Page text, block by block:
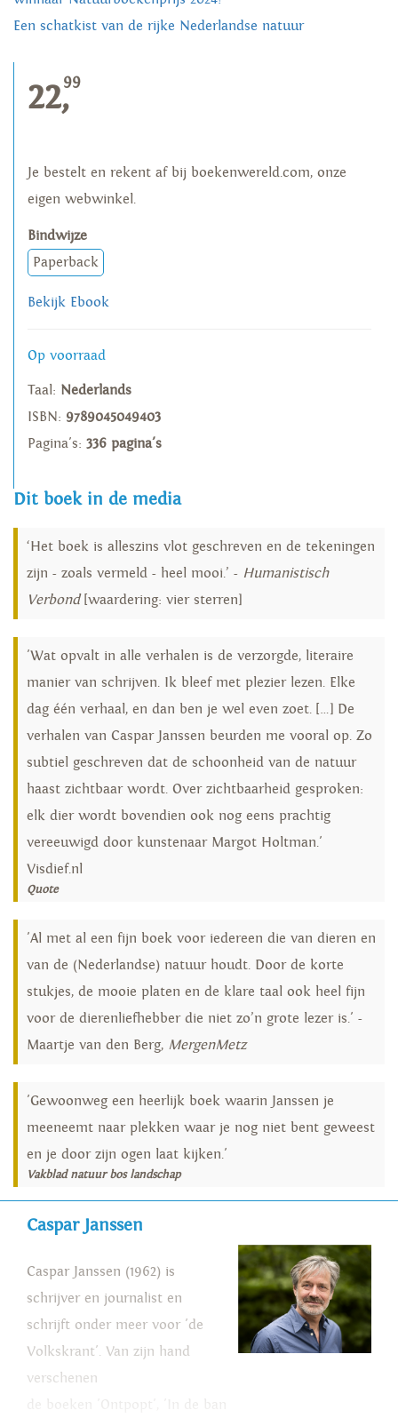
Een schatkist van de rijke Nederlandse natuur
22,99
Je bestelt en rekent af bij boekenwereld.com, onze
eigen webwinkel.
Bindwijze
Paperback
Bekijk Ebook
Op voorraad
Taal: Nederlands
ISBN: 9789045049403
Pagina's: 336 pagina's
Dit boek in de media
‘Het boek is alleszins vlot geschreven en de tekeningen
zijn - zoals vermeld - heel mooi.’ - Humanistisch
Verbond[waardering: vier sterren]
'Wat opvalt in alle verhalen is de verzorgde, literaire
manier van schrijven. Ik bleef met plezier lezen. Elke
dag één verhaal, en dan ben je wel even zoet. […] De
verhalen van Caspar Janssen beurden me vooral op. Zo
subtiel geschreven dat de schoonheid van de natuur
haast zichtbaar wordt. Over zichtbaarheid gesproken:
elk dier wordt bovendien ook nog eens prachtig
vereeuwigd door kunstenaar Margot Holtman.'
Visdief.nl
Quote
'Al met al een fijn boek voor iedereen die van dieren en
van de (Nederlandse) natuur houdt. Door de korte
stukjes, de mooie platen en de klare taal ook heel fijn
voor de dierenliefhebber die niet zo’n grote lezer is.' -
Maartje van den Berg, MergenMetz
'Gewoonweg een heerlijk boek waarin Janssen je
meeneemt naar plekken waar je nog niet bent geweest
en je door zijn ogen laat kijken.'
Vakblad natuur bos landschap
Caspar Janssen
Caspar Janssen (1962) is
schrijver en journalist en
schrijft onder meer voor 'de
Volkskrant'. Van zijn hand
verschenen